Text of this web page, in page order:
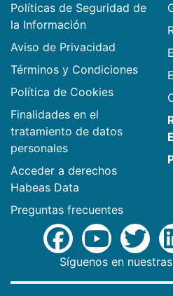
Políticas de Seguridad de
la Información
Aviso de Privacidad
Términos y Condiciones
Política de Cookies
Finalidades en el
tratamiento de datos
personales
Acceder a derechos
Habeas Data
Preguntas frecuentes
Síguenos en